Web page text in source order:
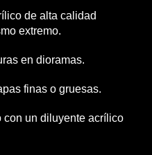
de alta calidad
extremo.
en dioramas.
finas o gruesas.
con un diluyente acrílico